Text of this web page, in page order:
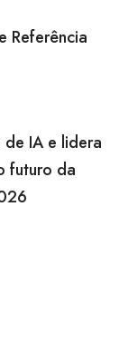
Referência
de IA e lidera
futuro da